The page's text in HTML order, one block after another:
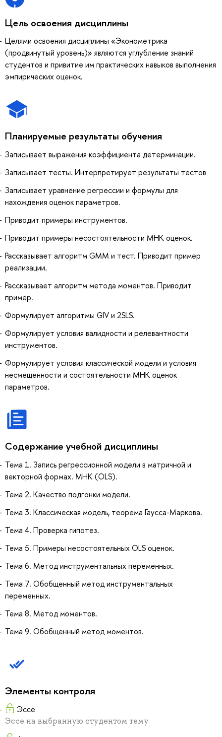
Цель освоения дисциплины
Целями освоения дисциплины «Эконометрика
(продвинутый уровень)» являются углубление знаний
студентов и привитие им практических навыков выполнения
эмпирических оценок.
Планируемые результаты обучения
Записывает выражения коэффициента детерминации.
Записывает тесты. Интерпретирует результаты тестов
Записывает уравнение регрессии и формулы для
нахождения оценок параметров.
Приводит примеры инструментов.
Приводит примеры несостоятельности МНК оценок.
Рассказывает алгоритм GMM и тест. Приводит пример
реализации.
Рассказывает алгоритм метода моментов. Приводит
пример.
Формулирует алгоритмы GIV и 2SLS.
Формулирует условия валидности и релевантности
инструментов.
Формулирует условия классической модели и условия
несмещенности и состоятельности МНК оценок
параметров.
Содержание учебной дисциплины
Тема 1. Запись регрессионной модели в матричной и
векторной формах. МНК (OLS).
Тема 2. Качество подгонки модели.
Тема 3. Классическая модель, теорема Гаусса-Маркова.
Тема 4. Проверка гипотез.
Тема 5. Примеры несостоятельных OLS оценок.
Тема 6. Метод инструментальных переменных.
Тема 7. Обобщенный метод инструментальных
переменных.
Тема 8. Метод моментов.
Тема 9. Обобщенный метод моментов.
Элементы контроля
Эссе
Эссе на выбранную студентом тему